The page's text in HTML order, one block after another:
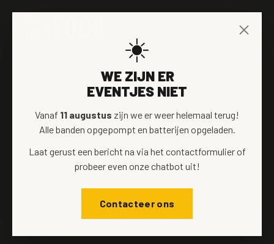
☀️
WE ZIJN ER
EVENTJES NIET
Vanaf 11 augustus zijn we er weer helemaal terug!
Alle banden opgepompt en batterijen opgeladen.
Laat gerust een bericht na via het contactformulier of
probeer even onze chatbot uit!
Contacteer ons